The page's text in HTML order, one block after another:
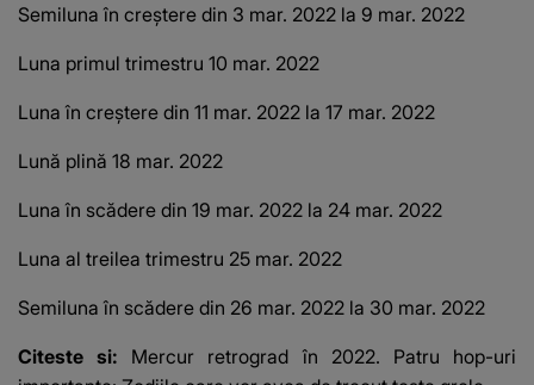
Semiluna în creștere din 3 mar. 2022 la 9 mar. 2022
Luna primul trimestru 10 mar. 2022
Luna în creștere din 11 mar. 2022 la 17 mar. 2022
Lună plină 18 mar. 2022
Luna în scădere din 19 mar. 2022 la 24 mar. 2022
Luna al treilea trimestru 25 mar. 2022
Semiluna în scădere din 26 mar. 2022 la 30 mar. 2022
Citeste si: Mercur retrograd în 2022. Patru hop-uri